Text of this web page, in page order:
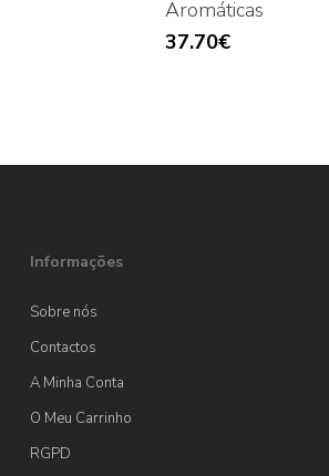
Aromáticas
37.70€
Informações
Sobre nós
Contactos
A Minha Conta
O Meu Carrinho
RGPD